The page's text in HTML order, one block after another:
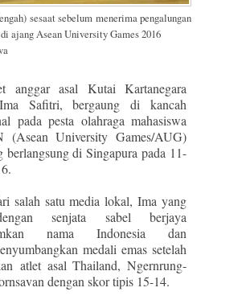
sesaat sebelum menerima pengalungan
ajang Asean University Games 2016
anggar asal Kutai Kartanegara
Safitri, bergaung di kancah
pada pesta olahraga mahasiswa
(Asean University Games/AUG)
berlangsung di Singapura pada 11-
salah satu media lokal, Ima yang
senjata sabel berjaya
nama Indonesia dan
medali emas setelah
atlet asal Thailand, Ngernrung­
dengan skor tipis 15-14.